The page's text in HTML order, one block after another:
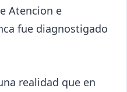
Atencion e
fue diagnostigado
realidad que en